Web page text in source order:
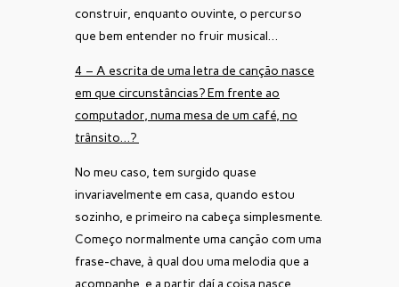
construir, enquanto ouvinte, o percurso
que bem entender no fruir musical…
4 – A escrita de uma letra de canção nasce
em que circunstâncias? Em frente ao
computador, numa mesa de um café, no
trânsito…?
No meu caso, tem surgido quase
invariavelmente em casa, quando estou
sozinho, e primeiro na cabeça simplesmente.
Começo normalmente uma canção com uma
frase-chave, à qual dou uma melodia que a
acompanhe, e a partir daí a coisa nasce,